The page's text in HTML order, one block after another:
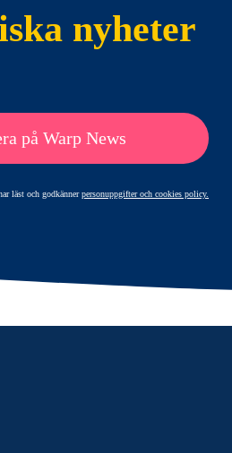
nyheter
på Warp News
läst och godkännerpersonuppgifter och cookies policy.